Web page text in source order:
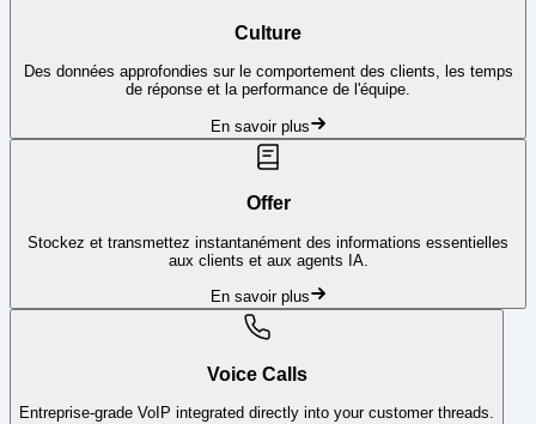
Culture
Des données approfondies sur le comportement des clients, les temps
de réponse et la performance de l'équipe.
En savoir plus
Offer
Stockez et transmettez instantanément des informations essentielles
aux clients et aux agents IA.
En savoir plus
Voice Calls
Entreprise-grade VoIP integrated directly into your customer threads.